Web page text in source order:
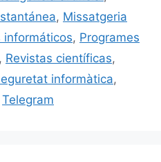
, Missatgeria
informáticos, Programes
, Revistas científicas,
informàtica,
Telegram